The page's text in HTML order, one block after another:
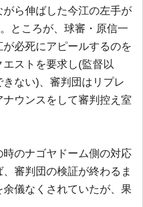
ら伸ばした今江の左手が
ところが、球審・原信一
必死にアピールするのを
ストを要求し(監督以
ない)、審判団はリプレ
ウンスをして審判控え室
のナゴヤドーム側の対応
審判団の検証が終わるま
儀なくされていたが、果